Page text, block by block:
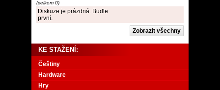
(celkem 0)
Diskuze je prázdná. Buďte
první.
KE STAŽENÍ:
Češtiny
Hardware
Hry